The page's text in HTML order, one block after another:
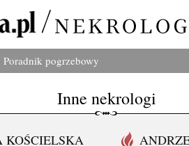
Poradnik pogrzebowy
Inne nekrologi
KOŚCIELSKA